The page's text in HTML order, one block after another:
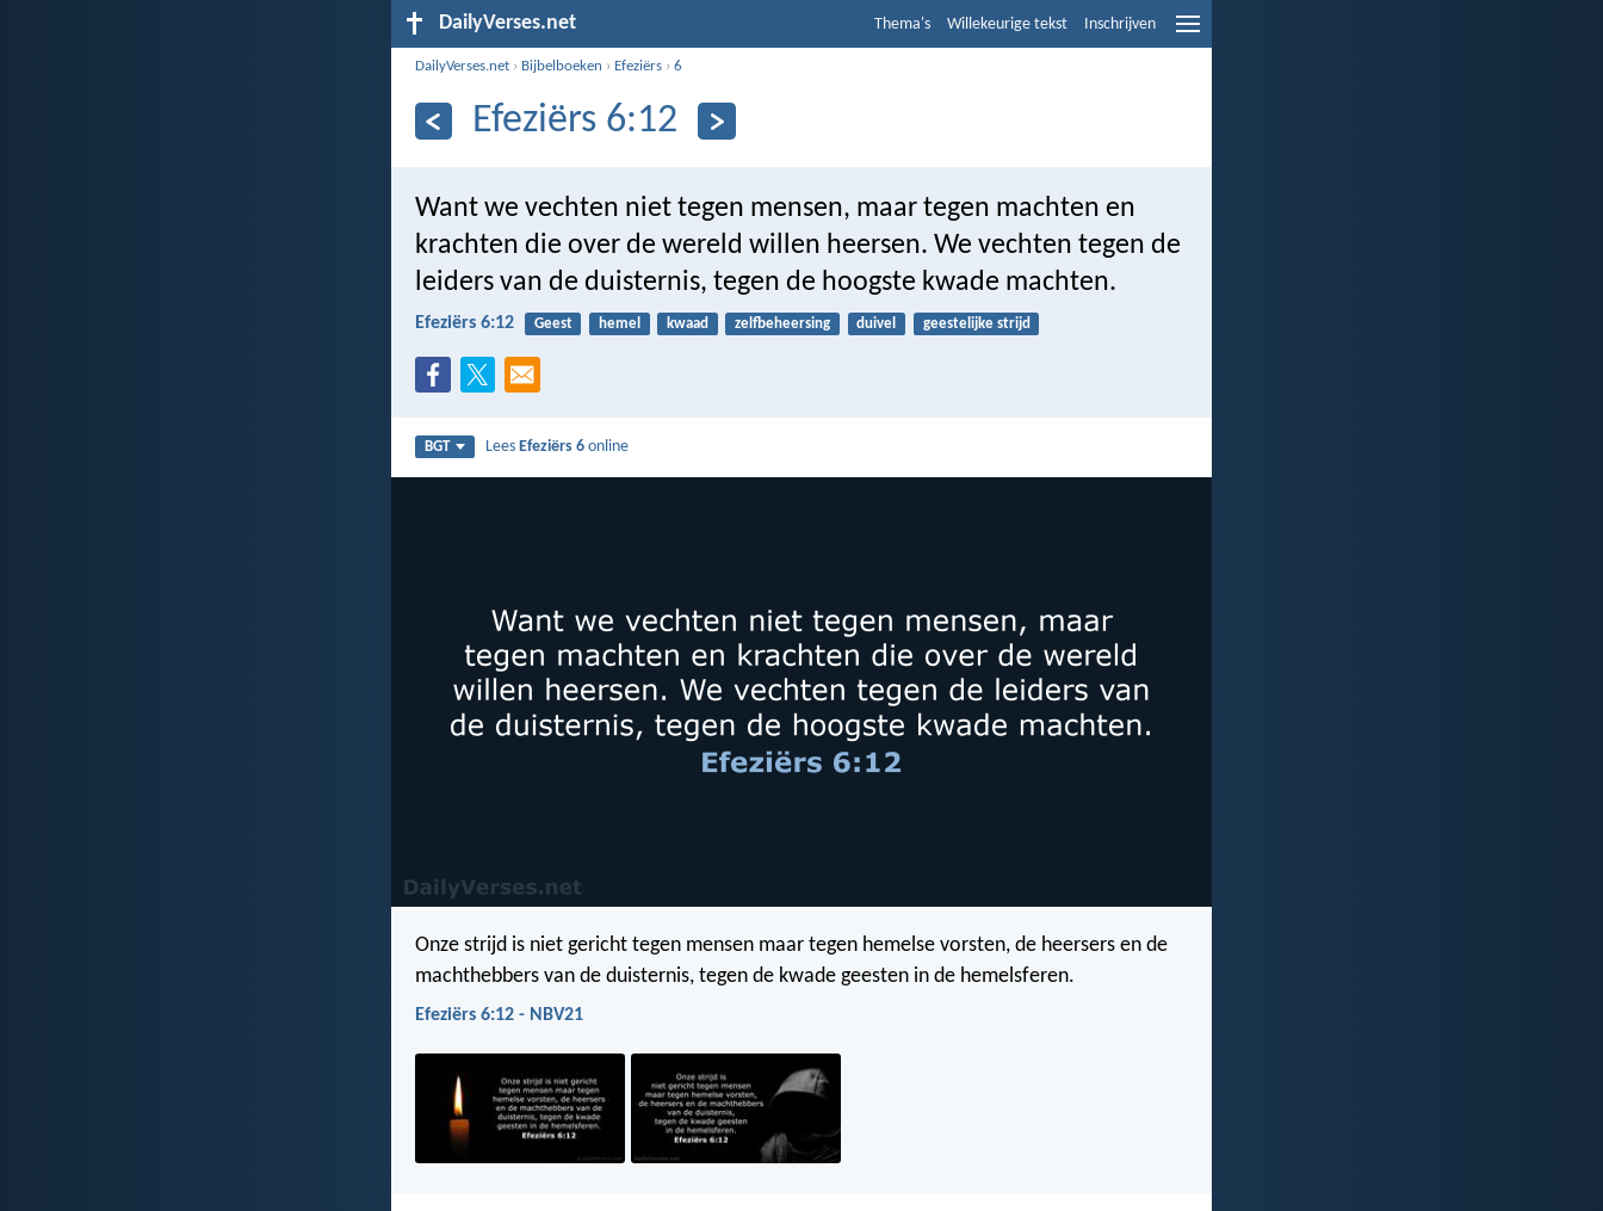
DailyVerses.net Thema's Willekeurige tekst Inschrijven
DailyVerses.net › Bijbelboeken › Efeziërs ›6
Efeziërs 6:12
Want we vechten niet tegen mensen, maar tegen machten en
krachten die over de wereld willen heersen. We vechten tegen de
leiders van de duisternis, tegen de hoogste kwade machten.
Efeziërs 6:12 Geest hemel kwaad zelfbeheersing duivel geestelijke strijd
BGT LeesEfeziërs 6 online
Onze strijd is niet gericht tegen mensen maar tegen hemelse vorsten, de heersers en de
machthebbers van de duisternis, tegen de kwade geesten in de hemelsferen.
Efeziërs 6:12 - NBV21